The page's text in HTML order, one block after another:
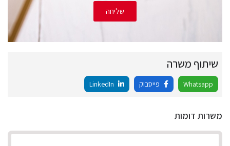
שליחה
שיתוף משרה
Whatsapp פייסבוק
משרות דומות